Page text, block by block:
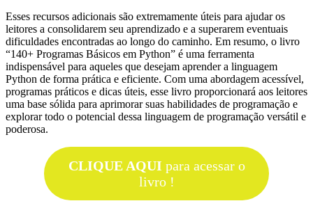
Esses recursos adicionais são extremamente úteis para ajudar os
leitores a consolidarem seu aprendizado e a superarem eventuais
dificuldades encontradas ao longo do caminho. Em resumo, o livro
“140+ Programas Básicos em Python” é uma ferramenta
indispensável para aqueles que desejam aprender a linguagem
Python de forma prática e eficiente. Com uma abordagem acessível,
programas práticos e dicas úteis, esse livro proporcionará aos leitores
uma base sólida para aprimorar suas habilidades de programação e
explorar todo o potencial dessa linguagem de programação versátil e
poderosa.
CLIQUE AQUI para acessar o
livro !